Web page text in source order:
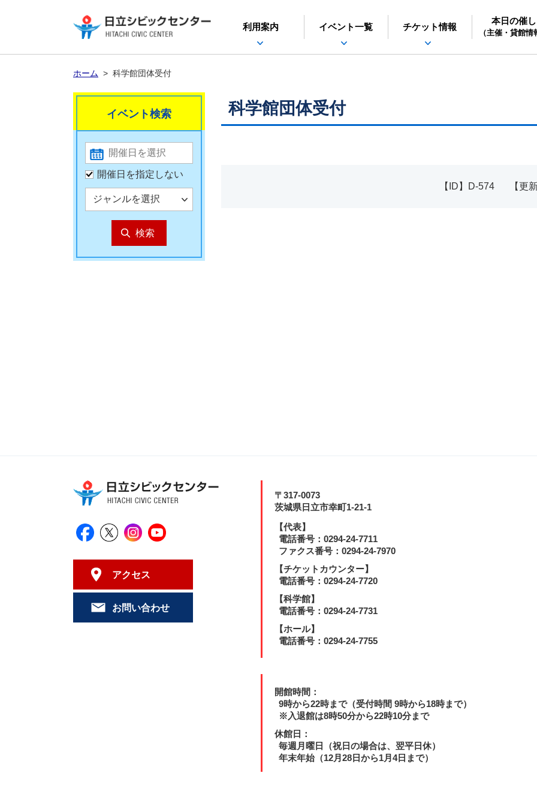
日立シビックセンター
利用案内 イベント一覧 チケット情報
本日の催し
（主催・貸館情
ホーム > 科学館団体受付
科学館団体受付
【ID】 D-574 【更
イベント検索
開催日を指定しない
日立シビックセンター公式Facebook
日立シビックセンター公式X
日立シビックセンター公式Instagram
日立シビックセンター公式YouTube
アクセス
お問い合わせ
〒317-0073
茨城県日立市幸町1-21-1
【代表】
電話番号：0294-24-7711
ファクス番号：0294-24-7970
【チケットカウンター】
電話番号：0294-24-7720
【科学館】
電話番号：0294-24-7731
【ホール】
電話番号：0294-24-7755
開館時間：
9時から22時まで（受付時間 9時から18時まで）
※入退館は8時50分から22時10分まで
休館日：
毎週月曜日（祝日の場合は、翌平日休）
年末年始（12月28日から1月4日まで）